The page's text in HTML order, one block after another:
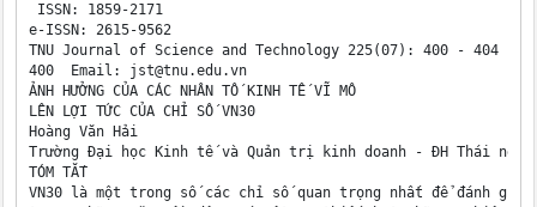
ISSN: 1859-2171
e-ISSN: 2615-9562
TNU Journal of Science and Technology 225(07): 400 - 404
400  Email: jst@tnu.edu.vn
ẢNH HƯỞNG CỦA CÁC NHÂN TỐ KINH TẾ VĨ MÔ
LÊN LỢI TỨC CỦA CHỈ SỐ VN30
Hoàng Văn Hải
Trường Đại học Kinh tế và Quản trị kinh doanh - ĐH Thái
TÓM TẮT
VN30 là một trong số các chỉ số quan trọng nhất để đánh